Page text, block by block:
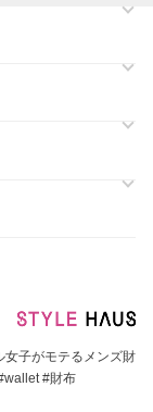
子がモテるメンズ財
#財布